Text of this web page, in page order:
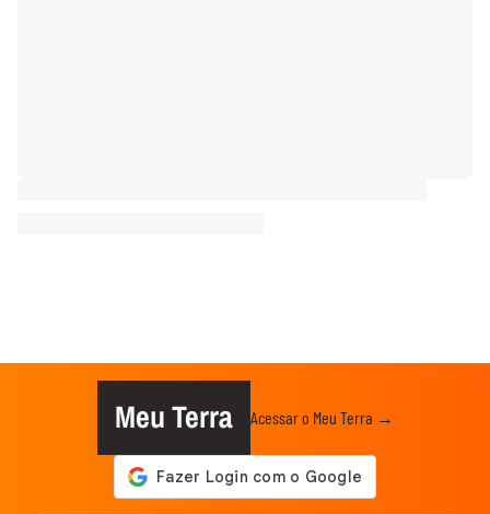
Meu Terra Acessar o Meu Terra →